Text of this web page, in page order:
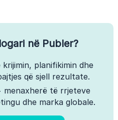
në Publer?
planifikimin dhe
që sjell rezultate.
menaxherë të rrjeteve
dhe marka globale.